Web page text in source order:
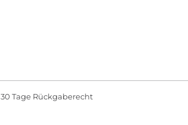
30 Tage Rückgaberecht